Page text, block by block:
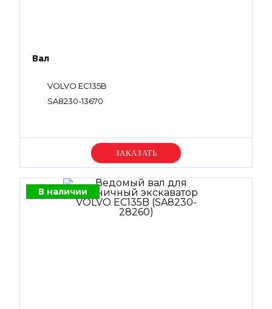
Вал
VOLVO EC135B
SA8230-13670
Уточняйте цену
В наличии